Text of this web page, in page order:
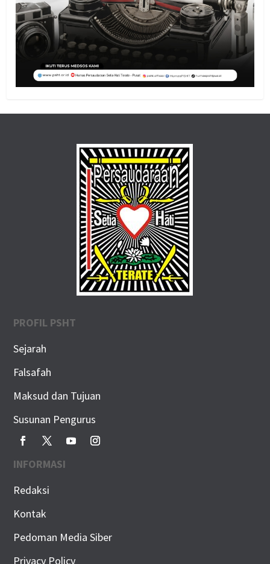
PROFIL PSHT
Sejarah
Falsafah
Maksud dan Tujuan
Susunan Pengurus
INFORMASI
Redaksi
Kontak
Pedoman Media Siber
Privacy Policy